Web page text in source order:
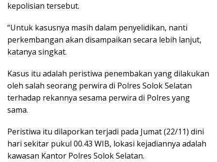
kepolisian tersebut.
“Untuk kasusnya masih dalam penyelidikan, nanti
perkembangan akan disampaikan secara lebih lanjut,
katanya singkat.
Kasus itu adalah peristiwa penembakan yang dilakukan
oleh salah seorang perwira di Polres Solok Selatan
terhadap rekannya sesama perwira di Polres yang
sama.
Peristiwa itu dilaporkan terjadi pada Jumat (22/11) dini
hari sekitar pukul 00.43 WIB, lokasi kejadiannya adalah
kawasan Kantor Polres Solok Selatan.